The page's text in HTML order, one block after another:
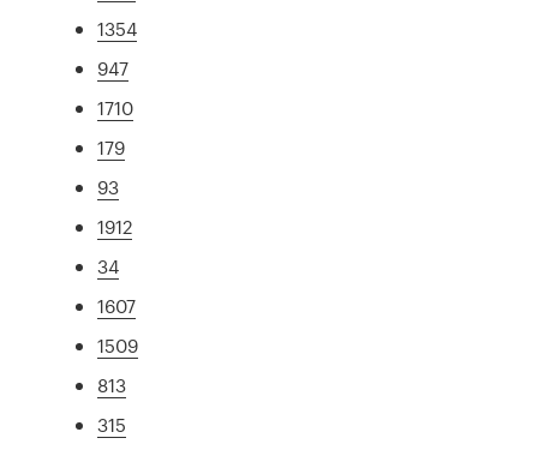
1354
947
1710
179
93
1912
34
1607
1509
813
315